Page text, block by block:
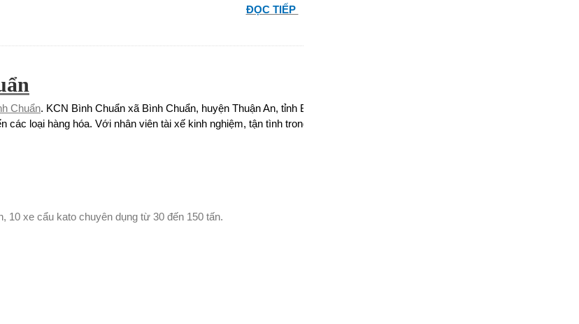
ĐỌC TIẾP
Chuẩn. KCN Bình Chuẩn xã Bình Chuẩn, huyện Thuận An, tỉnh Bình Dương chiếm diện tích quy mô 54 ha. Hiện
loại hàng hóa. Với nhân viên tài xế kinh nghiệm, tận tình trong công việc, am hiểu từng cung đường. Cam kết
10 xe cẩu kato chuyên dụng từ 30 đến 150 tấn.